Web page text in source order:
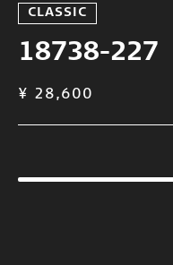
CLASSIC
18738-227
¥ 28,600